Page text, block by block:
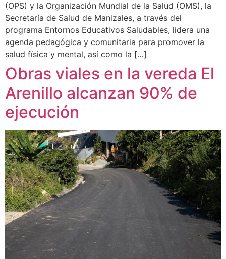
(OPS) y la Organización Mundial de la Salud (OMS), la
Secretaría de Salud de Manizales, a través del
programa Entornos Educativos Saludables, lidera una
agenda pedagógica y comunitaria para promover la
salud física y mental, así como la […]
Obras viales en la vereda El
Arenillo alcanzan 90% de
ejecución